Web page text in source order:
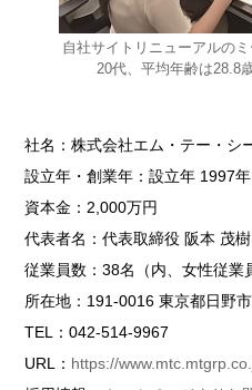
自社サイトリニューアルの
20代、平均年齢は28.8
社名：株式会社エム・テー・シ
設立年・創業年：設立年 1997年
資本金：2,000万円
代表者名：代表取締役 阪本 茂樹
従業員数：38名（内、女性従業
所在地：191-0016 東京都日野
TEL：042-514-9967
URL： https://